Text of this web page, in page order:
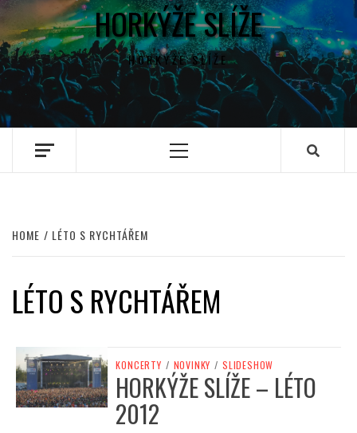
HORKÝŽE SLÍŽE
HORKÝŽE SLÍŽE
Primary
HOME LÉTO S RYCHTÁŘEM
LÉTO S RYCHTÁŘEM
KONCERTY / NOVINKY / SLIDESHOW
HORKÝŽE SLÍŽE – LÉTO
2012